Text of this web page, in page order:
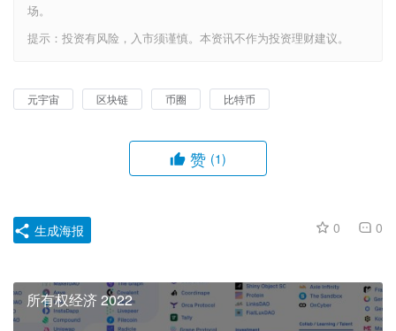
场。
提示：投资有风险，入市须谨慎。本资讯不作为投资理财建议。
元宇宙 区块链 币圈 比特币
赞 (1)
0 0
生成海报
所有权经济 2022